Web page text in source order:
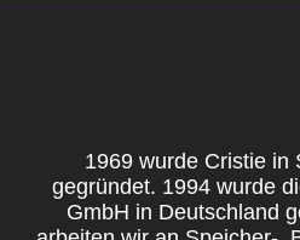
1969 wurde Cristie in
gegründet. 1994 wurde
GmbH in Deutschland